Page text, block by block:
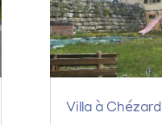
Villa à Chézard